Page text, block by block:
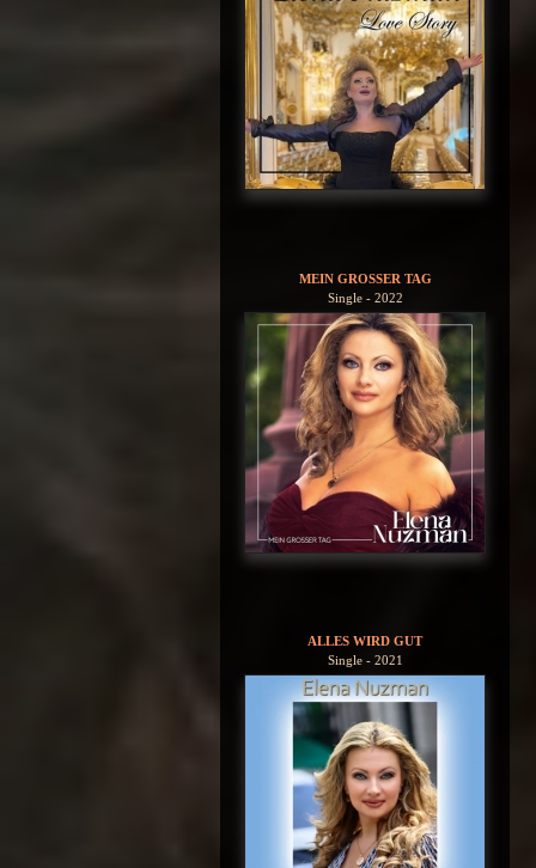
MEIN GROSSER TAG
Single - 2022
ALLES WIRD GUT
Single - 2021